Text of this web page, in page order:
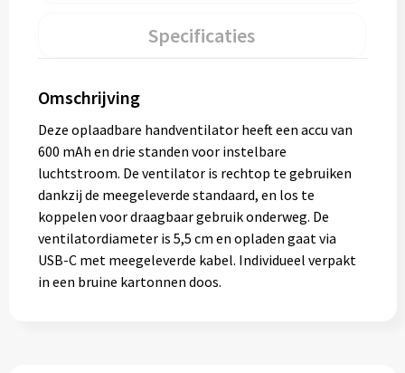
Specificaties
Omschrijving
Deze oplaadbare handventilator heeft een accu van
600 mAh en drie standen voor instelbare
luchtstroom. De ventilator is rechtop te gebruiken
dankzij de meegeleverde standaard, en los te
koppelen voor draagbaar gebruik onderweg. De
ventilatordiameter is 5,5 cm en opladen gaat via
USB-C met meegeleverde kabel. Individueel verpakt
in een bruine kartonnen doos.